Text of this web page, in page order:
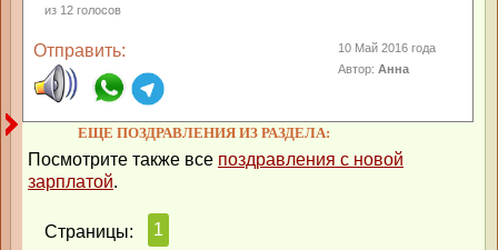
из 12 голосов
Отправить:
10 Май 2016 года
Автор:Анна
ЕЩЕ ПОЗДРАВЛЕНИЯ ИЗ РАЗДЕЛА:
Посмотрите также все поздравления с новой
зарплатой.
Страницы: 1